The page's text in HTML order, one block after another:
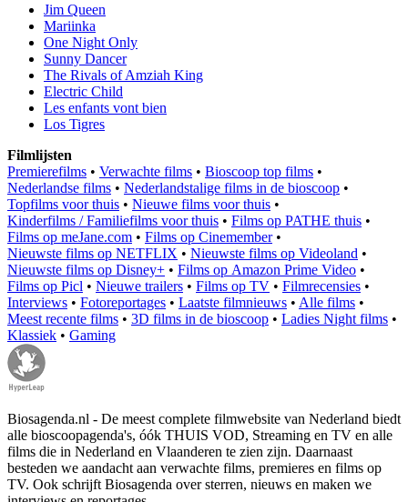
Jim Queen
Mariinka
One Night Only
Sunny Dancer
The Rivals of Amziah King
Electric Child
Les enfants vont bien
Los Tigres
Filmlijsten
Premierefilms • Verwachte films • Bioscoop top films •
Nederlandse films • Nederlandstalige films in de bioscoop •
Topfilms voor thuis • Nieuwe films voor thuis •
Kinderfilms / Familiefilms voor thuis • Films op PATHE thuis •
Films op meJane.com • Films op Cinemember•
Nieuwste films op NETFLIX • Nieuwste films op Videoland •
Nieuwste films op Disney+ • Films op Amazon Prime Video •
Films op Picl • Nieuwe trailers • Films op TV • Filmrecensies •
Interviews • Fotoreportages • Laatste filmnieuws • Alle films •
Meest recente films • 3D films in de bioscoop • Ladies Night films •
Klassiek • Gaming
Biosagenda.nl - De meest complete filmwebsite van Nederland biedt
alle bioscoopagenda's, óók THUIS VOD, Streaming en TV en alle
films die in Nederland en Vlaanderen te zien zijn. Daarnaast
besteden we aandacht aan verwachte films, premieres en films op
TV. Ook schrijft Biosagenda over sterren, nieuws en maken we